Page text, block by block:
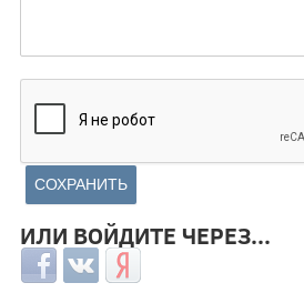
ИЛИ ВОЙДИТЕ ЧЕРЕЗ...
Login with Facebook
Login with ВКонтакте
Login with Яндекс